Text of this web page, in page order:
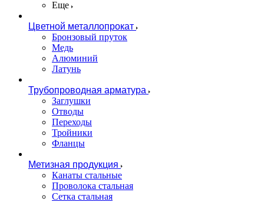
Еще
Цветной металлопрокат
Бронзовый пруток
Медь
Алюминий
Латунь
Трубопроводная арматура
Заглушки
Отводы
Переходы
Тройники
Фланцы
Метизная продукция
Канаты стальные
Проволока стальная
Сетка стальная